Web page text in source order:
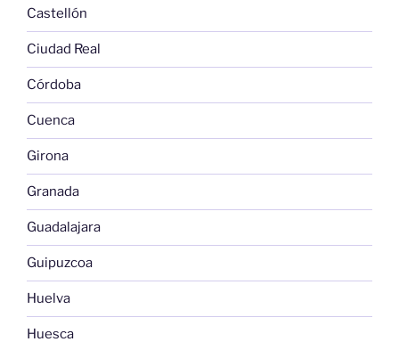
Castellón
Ciudad Real
Córdoba
Cuenca
Girona
Granada
Guadalajara
Guipuzcoa
Huelva
Huesca